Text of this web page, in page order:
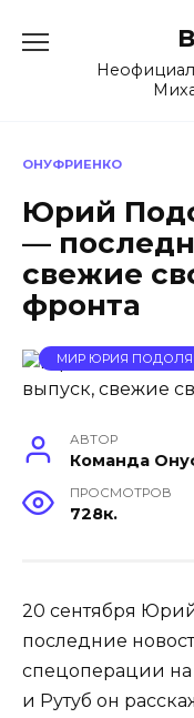
содержанию
ОНУФРИЕНКО
Юрий
—
свежие
фронта
МИР ЮРИЯ
АВТОР
Команда
ПРОСМОТРОВ
728к.
20 сентября
последние
спецоперации
и Рутуб он